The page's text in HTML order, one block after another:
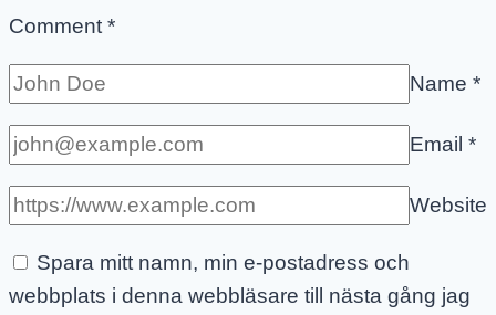
Comment *
Name *
Email *
Website
Spara mitt namn, min e-postadress och
webbplats i denna webbläsare till nästa gång jag